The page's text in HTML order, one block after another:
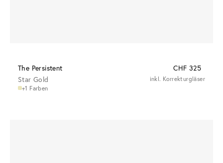
The Persistent
CHF 325
Star Gold
+1 Farben
inkl. Korrekturgläser